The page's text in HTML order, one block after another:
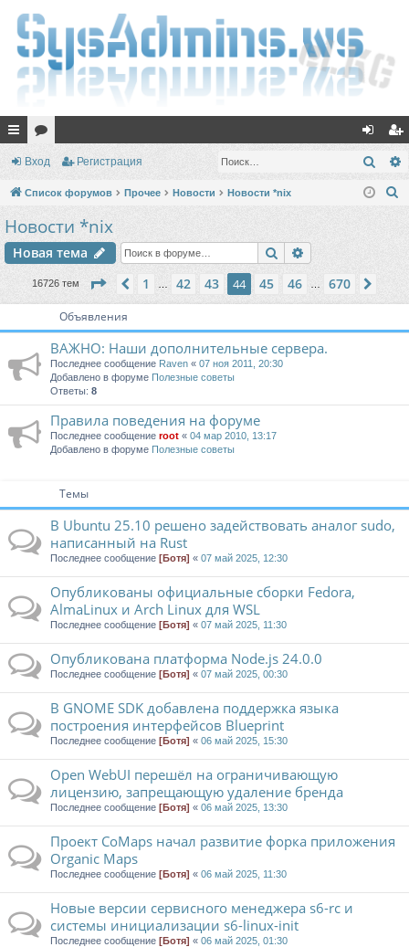
с
ы
и
ор хо
д
ег
ис
Вход Регистрация
Список форумов Прочее Новости Новости *nix
Новости *nix
Новая тема Поиск
16726 тем Страница 44из670
Пред.
1 42 43 44 45 46 670
Объявления
ВАЖНО: Наши дополнительные сервера.
Последнее сообщение Raven « 07 ноя 2011, 20:30
Добавлено в форуме Полезные советы
Ответы: 8
Правила поведения на форуме
Последнее сообщение root « 04 мар 2010, 13:17
Добавлено в форуме Полезные советы
Темы
В Ubuntu 25.10 решено задействовать аналог sudo,
написанный на Rust
Последнее сообщение [Ботя] « 07 май 2025, 12:30
Опубликованы официальные сборки Fedora,
AlmaLinux и Arch Linux для WSL
Последнее сообщение [Ботя] « 07 май 2025, 11:30
Опубликована платформа Node.js 24.0.0
Последнее сообщение [Ботя] « 07 май 2025, 00:30
В GNOME SDK добавлена поддержка языка
построения интерфейсов Blueprint
Последнее сообщение [Ботя] « 06 май 2025, 15:30
Open WebUI перешёл на ограничивающую
лицензию, запрещающую удаление бренда
Последнее сообщение [Ботя] « 06 май 2025, 13:30
Проект CoMaps начал развитие форка приложения
Organic Maps
Последнее сообщение [Ботя] « 06 май 2025, 11:30
Новые версии сервисного менеджера s6-rc и
системы инициализации s6-linux-init
Последнее сообщение [Ботя] « 06 май 2025, 01:30